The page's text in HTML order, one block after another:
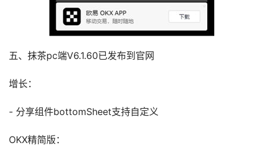
五、抹茶pc端V6.1.60已发布到官网
增长：
- 分享组件bottomSheet支持自定义
OKX精简版：